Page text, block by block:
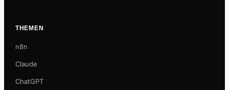
THEMEN
n8n
Claude
ChatGPT